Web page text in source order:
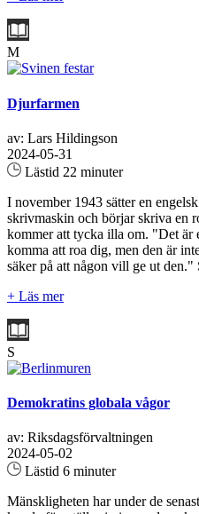
M
Djurfarmen
av: Lars Hildingson
2024-05-31
Lästid 22 minuter
I november 1943 sätter en
skrivmaskin och börjar skriva en
kommer att tycka illa om. "Det är
komma att roa dig, men den är
säker på att någon vill ge ut
+ Läs mer
S
Demokratins globala vågor
av: Riksdagsförvaltningen
2024-05-02
Lästid 6 minuter
Mänskligheten har under de